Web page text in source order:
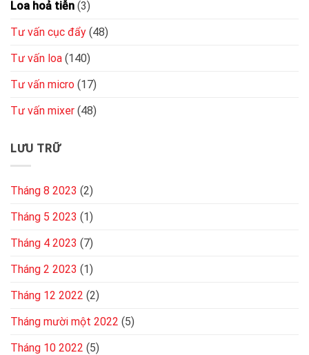
Loa hoả tiễn (3)
Tư vấn cục đẩy (48)
Tư vấn loa (140)
Tư vấn micro (17)
Tư vấn mixer (48)
LƯU TRỮ
Tháng 8 2023 (2)
Tháng 5 2023 (1)
Tháng 4 2023 (7)
Tháng 2 2023 (1)
Tháng 12 2022 (2)
Tháng mười một 2022 (5)
Tháng 10 2022 (5)